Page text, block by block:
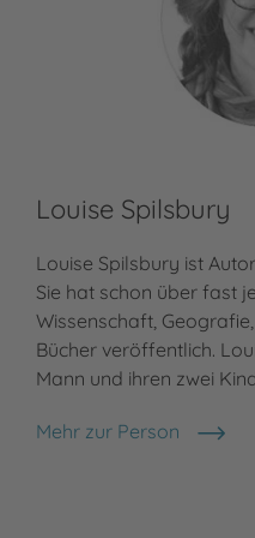
Louise Spilsbury
Louise Spilsbury ist
Sie hat schon über fast
Wissenschaft,
Bücher veröffentlich.
Mann und ihren zwei
Mehr zur Person
Louise Spilsbury